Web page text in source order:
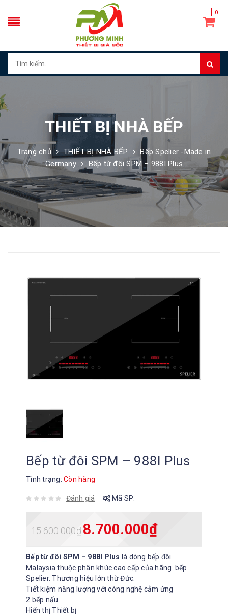
0
THIẾT BỊ NHÀ BẾP
Trang chủ THIẾT BỊ NHÀ BẾP
Bếp Spelier -Made in
Germany
Bếp từ đôi SPM – 988I Plus
Bếp từ đôi SPM – 988I Plus
Tình trạng: Còn hàng
Đánh giá Mã SP:
15.600.000₫ 8.700.000₫
Bếp từ đôi SPM – 988I Plus là dòng bếp đôi
Malaysia thuộc phân khúc cao cấp của hãng bếp
Spelier. Thương hiệu lớn thừ Đức.
Tiết kiệm năng lượng với công nghệ cảm ứng
2 bếp nấu
Hiển thị Thiết bị